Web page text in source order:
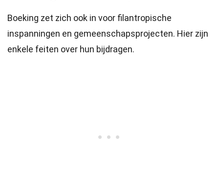
Boeking zet zich ook in voor filantropische
inspanningen en gemeenschapsprojecten. Hier zijn
enkele feiten over hun bijdragen.